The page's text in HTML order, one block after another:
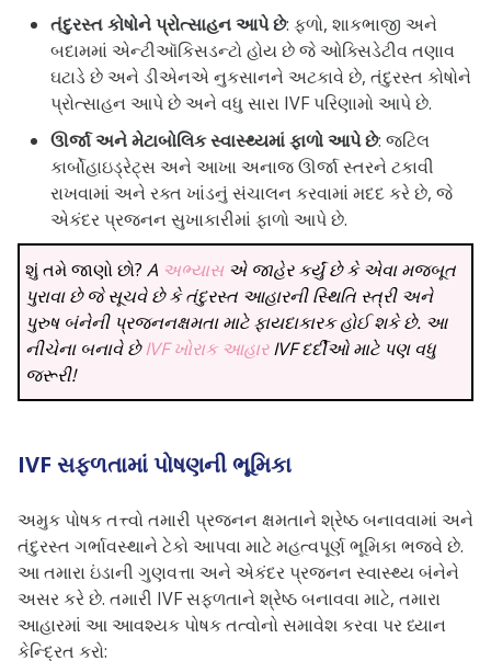
તંદુરસ્ત કોષોને પ્રોત્સાહન આપે છે: ફળો, શાકભાજી અને
બદામમાં એન્ટીઑકિસડન્ટો હોય છે જે ઓક્સિડેટીવ તણાવ
ઘટાડે છે અને ડીએનએ નુકસાનને અટકાવે છે, તંદુરસ્ત કોષોને
પ્રોત્સાહન આપે છે અને વધુ સારા IVF પરિણામો આપે છે.
ઊર્જા અને મેટાબોલિક સ્વાસ્થ્યમાં ફાળો આપે છે: જટિલ
કાર્બોહાઇડ્રેટ્સ અને આખા અનાજ ઊર્જા સ્તરને ટકાવી
રાખવામાં અને રક્ત ખાંડનું સંચાલન કરવામાં મદદ કરે છે, જે
એકંદર પ્રજનન સુખાકારીમાં ફાળો આપે છે.
શું તમે જાણો છો? A અભ્યાસએ જાહેર કર્યું છે કે એવા મજબૂત
પુરાવા છે જે સૂચવે છે કે તંદુરસ્ત આહારની સ્થિતિ સ્ત્રી અને
પુરુષ બંનેની પ્રજનનક્ષમતા માટે ફાયદાકારક હોઈ શકે છે. આ
નીચેના બનાવે છેIVF ખોરાક આહારIVF દર્દીઓ માટે પણ વધુ
જરૂરી!
IVF સફળતામાં પોષણની ભૂમિકા
અમુક પોષક તત્ત્વો તમારી પ્રજનન ક્ષમતાને શ્રેષ્ઠ બનાવવામાં અને
તંદુરસ્ત ગર્ભાવસ્થાને ટેકો આપવા માટે મહત્વપૂર્ણ ભૂમિકા ભજવે છે.
આ તમારા ઇંડાની ગુણવત્તા અને એકંદર પ્રજનન સ્વાસ્થ્ય બંનેને
અસર કરે છે. તમારી IVF સફળતાને શ્રેષ્ઠ બનાવવા માટે, તમારા
આહારમાં આ આવશ્યક પોષક તત્વોનો સમાવેશ કરવા પર ધ્યાન
કેન્દ્રિત કરો: